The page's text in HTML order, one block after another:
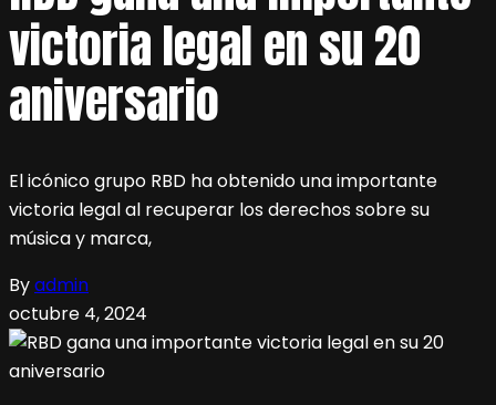
victoria legal en su 20
aniversario
El icónico grupo RBD ha obtenido una importante
victoria legal al recuperar los derechos sobre su
música y marca,
Byadmin
octubre 4, 2024